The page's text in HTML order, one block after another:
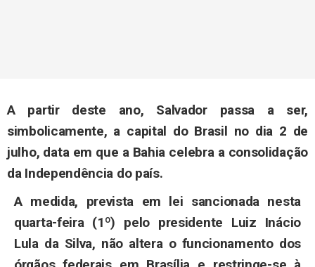
A partir deste ano, Salvador passa a ser,
simbolicamente, a capital do Brasil no dia 2 de
julho, data em que a Bahia celebra a consolidação
da Independência do país.
A medida, prevista em lei sancionada nesta
quarta-feira (1º) pelo presidente Luiz Inácio
Lula da Silva, não altera o funcionamento dos